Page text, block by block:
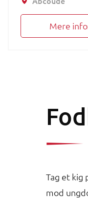
Mere
Tag et kig
mod